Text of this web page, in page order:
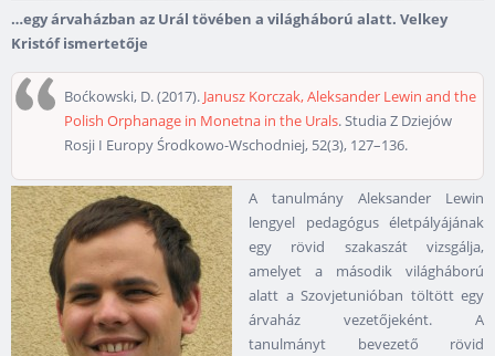
…egy árvaházban az Urál tövében a világháború alatt. Velkey
Kristóf ismertetője
Boćkowski, D. (2017). Janusz Korczak, Aleksander Lewin and the
Polish Orphanage in Monetna in the Urals. Studia Z Dziejów
Rosji I Europy Środkowo-Wschodniej, 52(3), 127–136.
A tanulmány Aleksander Lewin
lengyel pedagógus életpályájának
egy rövid szakaszát vizsgálja,
amelyet a második világháború
alatt a Szovjetunióban töltött egy
árvaház vezetőjeként. A
tanulmányt bevezető rövid